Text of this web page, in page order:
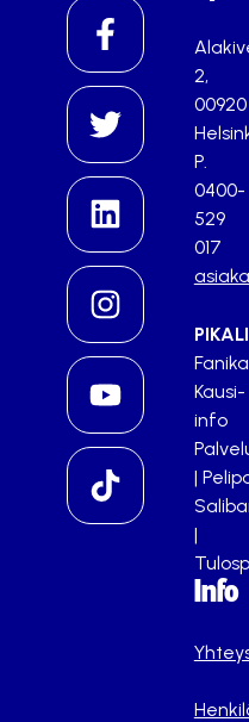
2,
00920
P.
0400-
529
017
Kausi-
info
|
|
Info